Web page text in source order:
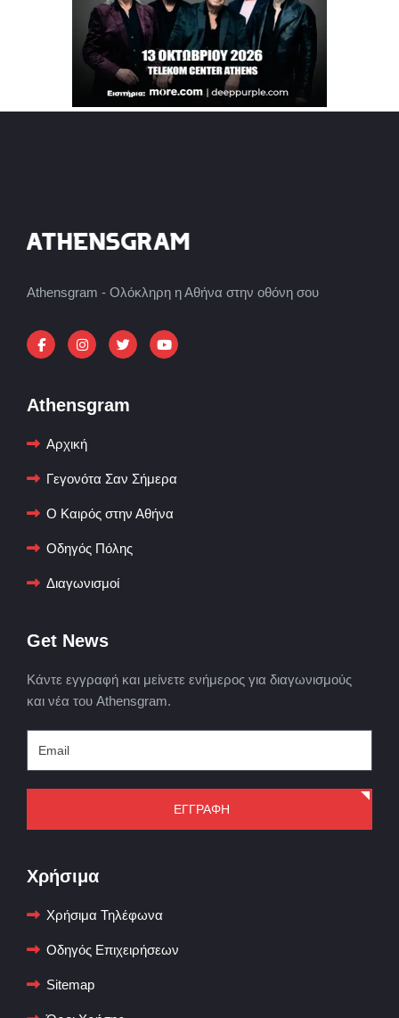
Athensgram - Ολόκληρη η Αθήνα στην οθόνη σου
Athensgram
Αρχική
Γεγονότα Σαν Σήμερα
Ο Καιρός στην Αθήνα
Οδηγός Πόλης
Διαγωνισμοί
Get News
Κάντε εγγραφή και μείνετε ενήμερος για διαγωνισμούς
και νέα του Athensgram.
ΕΓΓΡΑΦΗ
Χρήσιμα
Χρήσιμα Τηλέφωνα
Οδηγός Επιχειρήσεων
Sitemap